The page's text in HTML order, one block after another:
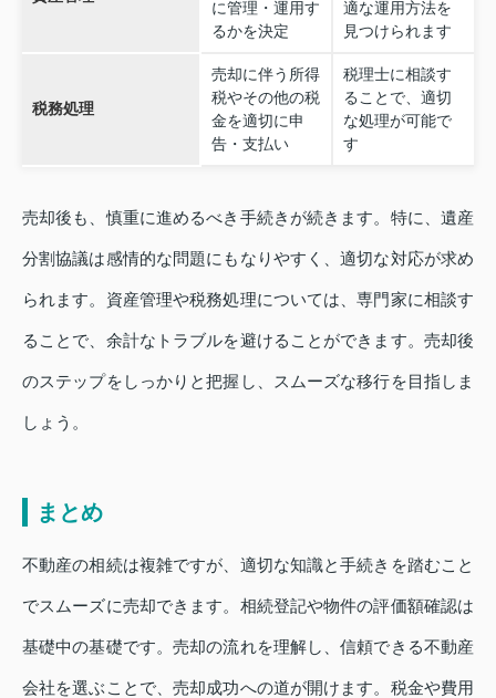
に管理・運用す
るかを決定
適な運用方法を
見つけられます
税務処理
売却に伴う所得
税やその他の税
金を適切に申
告・支払い
税理士に相談す
ることで、適切
な処理が可能で
す
売却後も、慎重に進めるべき手続きが続きます。特に、遺産
分割協議は感情的な問題にもなりやすく、適切な対応が求め
られます。資産管理や税務処理については、専門家に相談す
ることで、余計なトラブルを避けることができます。売却後
のステップをしっかりと把握し、スムーズな移行を目指しま
しょう。
まとめ
不動産の相続は複雑ですが、適切な知識と手続きを踏むこと
でスムーズに売却できます。相続登記や物件の評価額確認は
基礎中の基礎です。売却の流れを理解し、信頼できる不動産
会社を選ぶことで、売却成功への道が開けます。税金や費用